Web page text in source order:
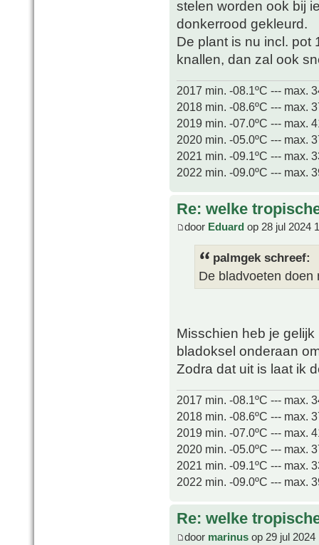
stelen worden ook bij
donkerrood gekleurd.
De plant is nu incl. pot
knallen, dan zal ook
2017 min. -08.1ºC --- max.
2018 min. -08.6ºC --- max.
2019 min. -07.0ºC --- max.
2020 min. -05.0ºC --- max.
2021 min. -09.1ºC --- max.
2022 min. -09.0ºC --- max.
Re: welke
door Eduard op 28 jul 2024
palmgek schreef:
De bladvoeten doen
Misschien heb je
bladoksel onderaan
Zodra dat uit is laat ik
2017 min. -08.1ºC --- max.
2018 min. -08.6ºC --- max.
2019 min. -07.0ºC --- max.
2020 min. -05.0ºC --- max.
2021 min. -09.1ºC --- max.
2022 min. -09.0ºC --- max.
Re: welke
door marinus op 29 jul 2024